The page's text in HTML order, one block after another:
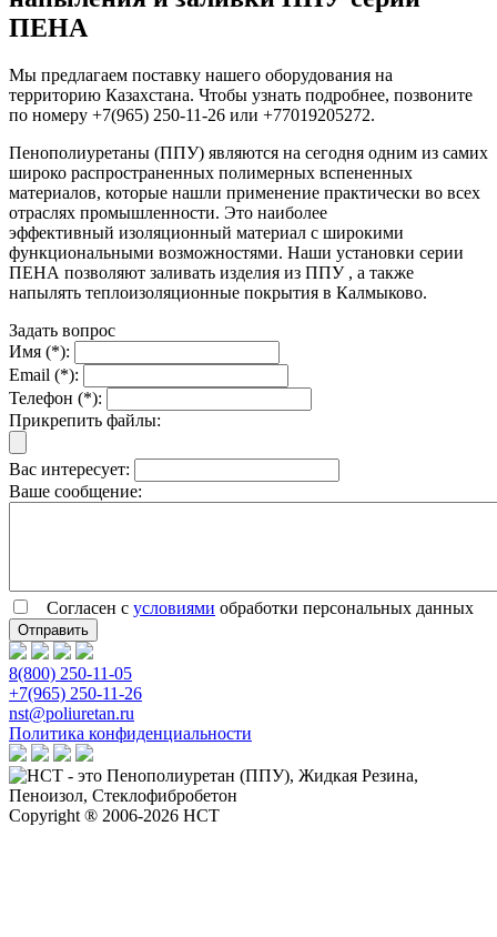
ПЕНА
Мы предлагаем поставку нашего оборудования на
территорию Казахстана. Чтобы узнать подробнее, позвоните
по номеру +7(965) 250-11-26 или +77019205272.
Пенополиуретаны (ППУ) являются на сегодня одним из самих
широко распространенных полимерных вспененных
материалов, которые нашли применение практически во всех
отраслях промышленности. Это наиболее
эффективный изоляционный материал с широкими
функциональными возможностями. Наши установки серии
ПЕНА позволяют заливать изделия из ППУ , а также
напылять теплоизоляционные покрытия в Калмыково.
Задать вопрос
Имя (*):
Email (*):
Телефон (*):
Прикрепить файлы:
Вас интересует:
Ваше сообщение:
Согласен с условиями обработки персональных данных
8(800) 250-11-05
+7(965) 250-11-26
nst@poliuretan.ru
Политика конфиденциальности
Copyright ® 2006-2026 НСТ